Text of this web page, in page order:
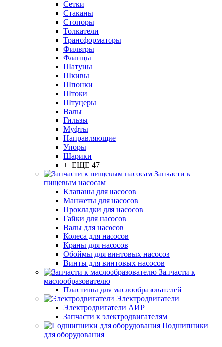
Сетки
Стаканы
Стопоры
Толкатели
Трансформаторы
Фильтры
Фланцы
Шатуны
Шкивы
Шпонки
Штоки
Штуцеры
Валы
Гильзы
Муфты
Направляющие
Упоры
Шарики
+ ЕЩЕ 47
Запчасти к
пищевым насосам
Клапаны для насосов
Манжеты для насосов
Прокладки для насосов
Гайки для насосов
Валы для насосов
Колеса для насосов
Краны для насосов
Обоймы для винтовых насосов
Винты для винтовых насосов
Запчасти к
маслообразователю
Пластины для маслообразователей
Электродвигатели
Электродвигатели АИР
Запчасти к электродвигателям
Подшипники
для оборудования